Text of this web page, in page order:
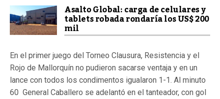
Asalto Global: carga de celulares y
tablets robada rondaría los US$ 200
mil
En el primer juego del Torneo Clausura, Resistencia y el
Rojo de Mallorquín no pudieron sacarse ventaja y en un
lance con todos los condimentos igualaron 1-1. Al minuto
60 General Caballero se adelantó en el tanteador, con gol